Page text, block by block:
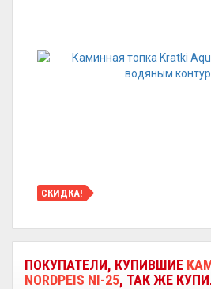
СКИДКА!
ПОКУПАТЕЛИ, КУПИВШИЕ
NORDPEIS NI-25, ТАК ЖЕ